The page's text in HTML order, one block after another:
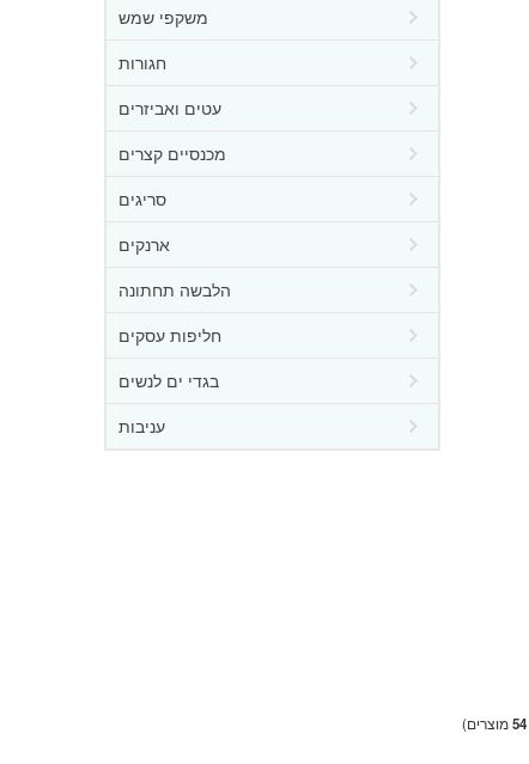
משקפי שמש
חגורות
עטים ואביזרים
מכנסיים קצרים
סריגים
ארנקים
הלבשה תחתונה
חליפות עסקים
בגדי ים לנשים
עניבות
54מוצרים)